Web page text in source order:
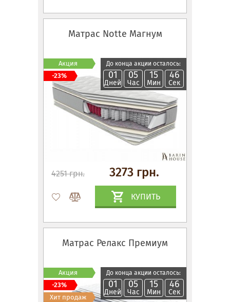
Матрас Notte Магнум
До конца акции осталось:
01
Дней
05
Час
15
Мин
45
Сек
4251 грн. 3273 грн.
КУПИТЬ
Акция
-23%
Матрас Релакс Премиум
До конца акции осталось:
01
Дней
05
Час
15
Мин
45
Сек
Акция
-23%
Хит продаж